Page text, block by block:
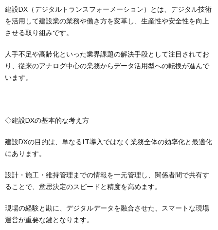
建設DX（デジタルトランスフォーメーション）とは、デジタル技術
を活用して建設業の業務や働き方を変革し、生産性や安全性を向上
させる取り組みです。
人手不足や高齢化といった業界課題の解決手段として注目されてお
り、従来のアナログ中心の業務からデータ活用型への転換が進んで
います。
◇建設DXの基本的な考え方
建設DXの目的は、単なるIT導入ではなく業務全体の効率化と最適化
にあります。
設計・施工・維持管理までの情報を一元管理し、関係者間で共有す
ることで、意思決定のスピードと精度を高めます。
現場の経験と勘に、デジタルデータを融合させた、スマートな現場
運営が重要な鍵となります。